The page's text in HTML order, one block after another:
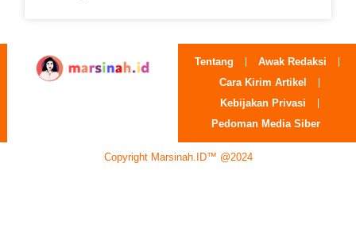
Tentang
Awak Redaksi
Cara Kirim Artikel
Kebijakan Privasi
Pedoman Media Siber
Copyright Marsinah.ID™ @2024